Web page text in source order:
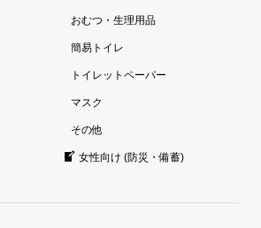
おむつ・生理用品
簡易トイレ
トイレットペーパー
マスク
その他
女性向け (防災・備蓄)